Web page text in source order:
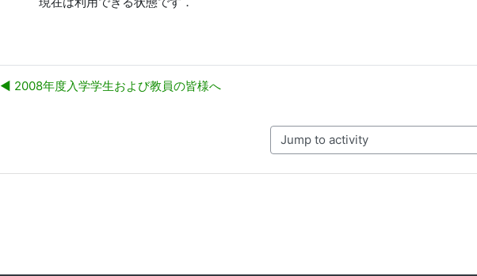
◀︎ 2008年度入学学生および教員の皆様へ
Jump to activity